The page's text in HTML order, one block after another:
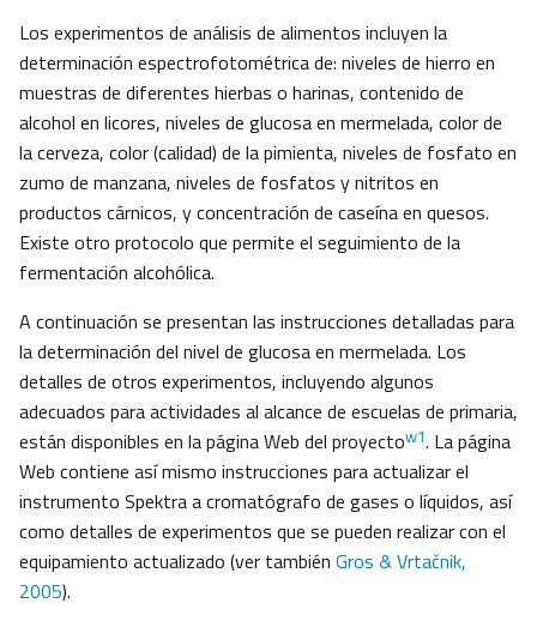
Los experimentos de análisis de alimentos incluyen la
determinación espectrofotométrica de: niveles de hierro en
muestras de diferentes hierbas o harinas, contenido de
alcohol en licores, niveles de glucosa en mermelada, color de
la cerveza, color (calidad) de la pimienta, niveles de fosfato en
zumo de manzana, niveles de fosfatos y nitritos en
productos cárnicos, y concentración de caseína en quesos.
Existe otro protocolo que permite el seguimiento de la
fermentación alcohólica.
A continuación se presentan las instrucciones detalladas para
la determinación del nivel de glucosa en mermelada. Los
detalles de otros experimentos, incluyendo algunos
adecuados para actividades al alcance de escuelas de primaria,
están disponibles en la página Web del proyectow1. La página
Web contiene así mismo instrucciones para actualizar el
instrumento Spektra a cromatógrafo de gases o líquidos, así
como detalles de experimentos que se pueden realizar con el
equipamiento actualizado (ver también Gros & Vrtačnik,
2005).